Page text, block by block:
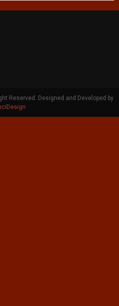
Reserved. Designed and Developed by